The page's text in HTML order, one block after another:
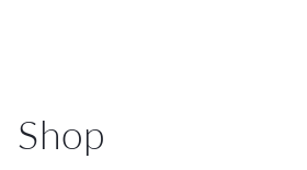
Shop